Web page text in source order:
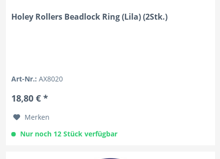
Holey Rollers Beadlock Ring (Lila) (2Stk.)
Art-Nr.:AX8020
18,80 € *
Merken
Nur noch 12 Stück verfügbar